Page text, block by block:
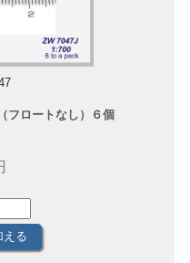
フロートなし）６個